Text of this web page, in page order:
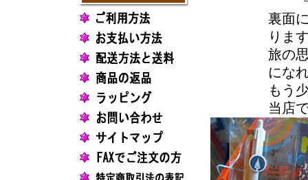
裏面
りま
旅の
にな
もう
当店